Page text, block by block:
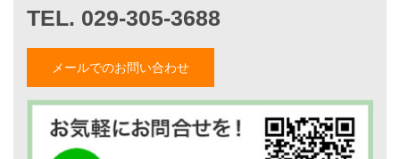
お客様の声
家づくりナイスホームズについて
家づくりへの想い
スタッフ紹介
職人紹介
メールでのお問い合わせ